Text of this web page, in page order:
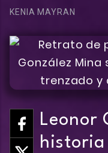
KENIA MAYRAN
Leonor
historia